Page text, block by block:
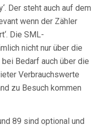
Der steht auch auf dem
wenn der Zähler
Die SML-
nicht nur über die
Bedarf auch über die
Verbrauchswerte
zu Besuch kommen
89 sind optional und